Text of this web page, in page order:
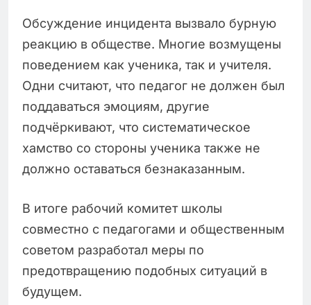
Обсуждение инцидента вызвало бурную
реакцию в обществе. Многие возмущены
поведением как ученика, так и учителя.
Одни считают, что педагог не должен был
поддаваться эмоциям, другие
подчёркивают, что систематическое
хамство со стороны ученика также не
должно оставаться безнаказанным.
В итоге рабочий комитет школы
совместно с педагогами и общественным
советом разработал меры по
предотвращению подобных ситуаций в
будущем.